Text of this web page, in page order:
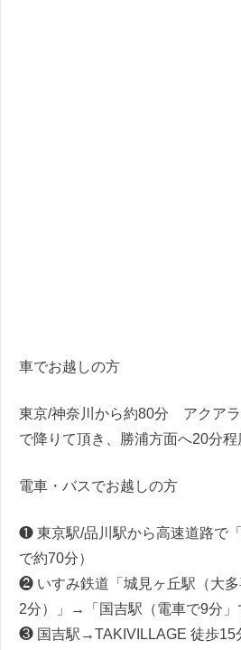
車でお越しの方
東京/神奈川から約80分 アクア
で降りて頂き、勝浦方面へ20分程
電車・バスでお越しの方
❶ 東京駅/品川駅から高速道路で
で約70分）
❷ いすみ鉄道「城見ヶ丘駅（大
2分）」→「国吉駅（電車で9分」
❸ 国吉駅→TAKIVILLAGE 徒歩15